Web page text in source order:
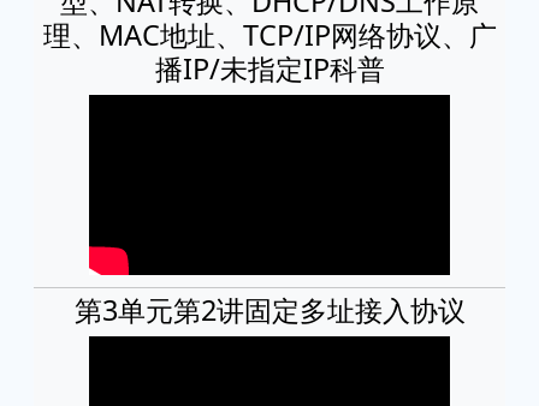
理、MAC地址、TCP/IP网络协议、广
播IP/未指定IP科普
第3单元第2讲固定多址接入协议